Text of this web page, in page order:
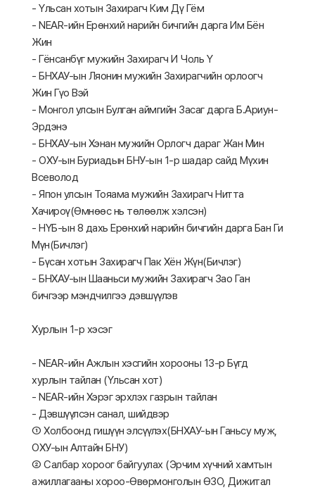
- Үльсан хотын Захирагч Ким Дү Гём
- NEAR-ийн Ерөнхий нарийн бичгийн дарга Им Бён
Жин
- Гёнсанбүг мужийн Захирагч И Чоль Ү
- БНХАУ-ын Ляонин мужийн Захирагчийн орлоогч
Жин Гүо Вэй
- Монгол улсын Булган аймгийн Засаг дарга Б.Ариун-
Эрдэнэ
- БНХАУ-ын Хэнан мужийн Орлогч дараг Жан Мин
- ОХУ-ын Буриадын БНУ-ын 1-р шадар сайд Мүхин
Всеволод
- Япон улсын Тояама мужийн Захирагч Нитта
Хачироү(Өмнөөс нь төлөөлж хэлсэн)
- НҮБ-ын 8 дахь Ерөнхий нарийн бичгийн дарга Бан Ги
Мүн(Бичлэг)
- Бүсан хотын Захирагч Пак Хён Жүн(Бичлэг)
- БНХАУ-ын Шааньси мужийн Захирагч Зао Ган
бичгээр мэндчилгээ дэвшүүлэв
Хурлын 1-р хэсэг
- NEAR-ийн Ажлын хэсгийн хорооны 13-р Бүгд
хурлын тайлан (Үльсан хот)
- NEAR-ийн Хэрэг эрхлэх газрын тайлан
- Дэвшүүлсэн санал, шийдвэр
① Холбоонд гишүүн элсүүлэх(БНХАУ-ын Ганьсу муж,
ОХУ-ын Алтайн БНУ)
② Салбар хороог байгуулах (Эрчим хүчний хамтын
ажиллагааны хороо-Өвөрмонголын ӨЗО, Дижитал